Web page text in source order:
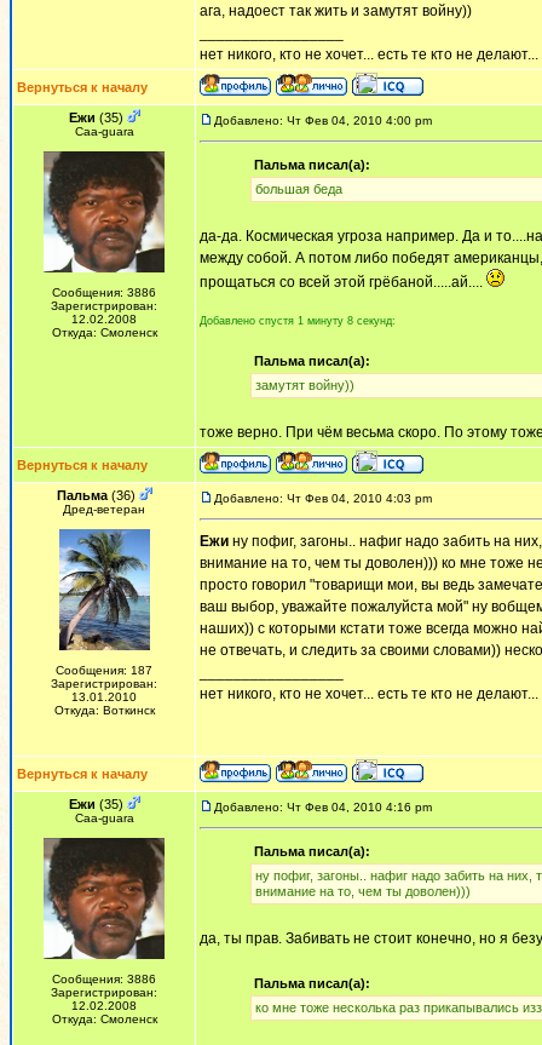
ага, надоест так жить и замутят войну))
нет никого, кто не хочет... есть те кто не делают...
Вернуться к началу
Ежи (35)
Сaa-guara
Сообщения: 3886
Зарегистрирован:
12.02.2008
Откуда: Смоленск
Добавлено: Чт Фев 04, 2010 4:00 pm
Пальма писал(а):
большая беда
да-да. Космическая угроза например. Да и
между собой. А потом либо победят
прощаться со всей этой грёбаной.....ай....
Добавлено спустя 1 минуту 8 секунд:
Пальма писал(а):
замутят войну))
тоже верно. При чём весьма скоро. По этому
Вернуться к началу
Пальма(36)
Дред-ветеран
Сообщения: 187
Зарегистрирован:
13.01.2010
Откуда: Воткинск
Добавлено: Чт Фев 04, 2010 4:03 pm
Ежи ну пофиг, загоны.. нафиг надо забить на
внимание на то, чем ты доволен))) ко мне тоже
просто говорил "товарищи мои, вы ведь
ваш выбор, уважайте пожалуйста мой" ну вобщем
наших)) с которыми кстати тоже всегда можно
не отвечать, и следить за своими словами))
нет никого, кто не хочет... есть те кто не делают...
Вернуться к началу
Ежи (35)
Сaa-guara
Сообщения: 3886
Зарегистрирован:
12.02.2008
Откуда: Смоленск
Добавлено: Чт Фев 04, 2010 4:16 pm
Пальма писал(а):
ну пофиг, загоны.. нафиг надо забить на
внимание на то, чем ты доволен)))
да, ты прав. Забивать не стоит конечно, но я
Пальма писал(а):
ко мне тоже несколька раз прикапывались